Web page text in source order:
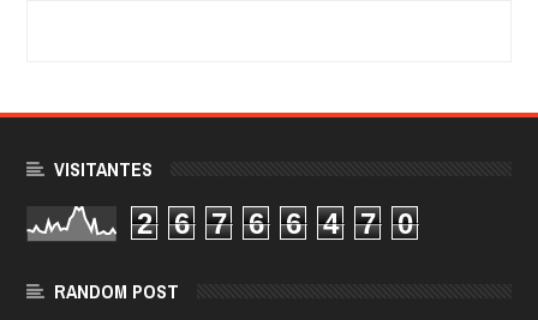
VISITANTES
2 6 7 6 6 4 7 0
RANDOM POST